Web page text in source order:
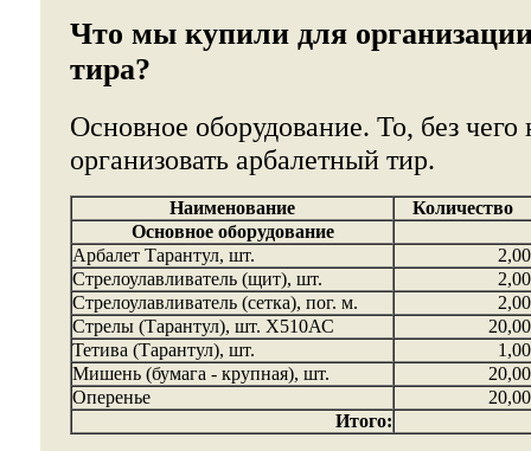
Что мы купили для
тира?
Основное оборудование. То, без
организовать арбалетный тир.
Наименование
Количество
Основное оборудование
Арбалет Тарантул, шт.
2,00
Стрелоулавливатель (щит), шт.
2,00
Стрелоулавливатель (сетка), пог. м.
2,00
Стрелы (Тарантул), шт. Х510АС
20,00
Тетива (Тарантул), шт.
1,00
Мишень (бумага - крупная), шт.
20,00
Оперенье
20,00
Итого: